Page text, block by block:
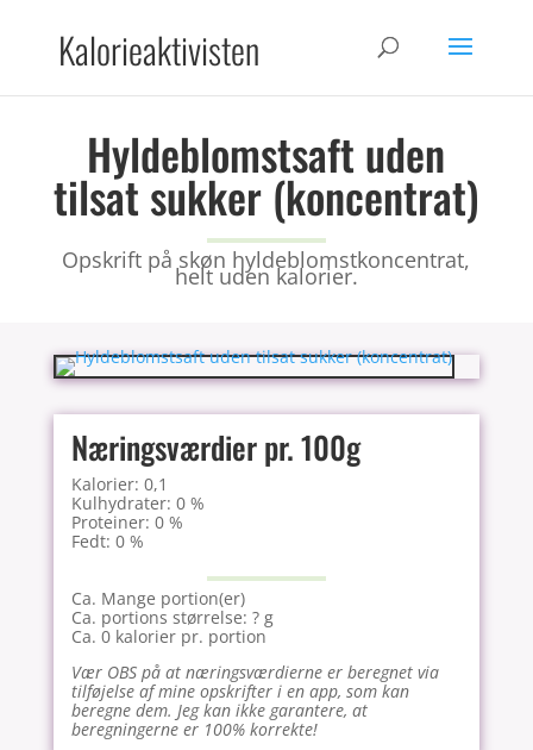
Kalorieaktivisten
Hyldeblomstsaft uden
tilsat sukker (koncentrat)
Opskrift på skøn hyldeblomstkoncentrat,
helt uden kalorier.
Næringsværdier pr. 100g
Kalorier: 0,1
Kulhydrater: 0 %
Proteiner: 0 %
Fedt: 0 %
Ca. Mange portion(er)
Ca. portions størrelse: ? g
Ca. 0 kalorier pr. portion
Vær OBS på at næringsværdierne er beregnet via
tilføjelse af mine opskrifter i en app, som kan
beregne dem. Jeg kan ikke garantere, at
beregningerne er 100% korrekte!